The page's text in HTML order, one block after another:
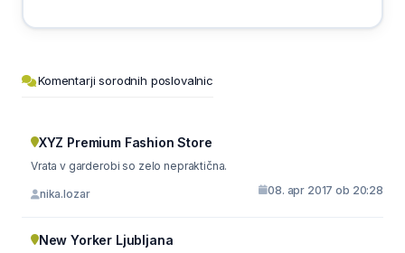
Komentarji sorodnih poslovalnic
XYZ Premium Fashion Store
Vrata v garderobi so zelo nepraktična.
nika.lozar 08. apr 2017 ob 20:28
New Yorker Ljubljana